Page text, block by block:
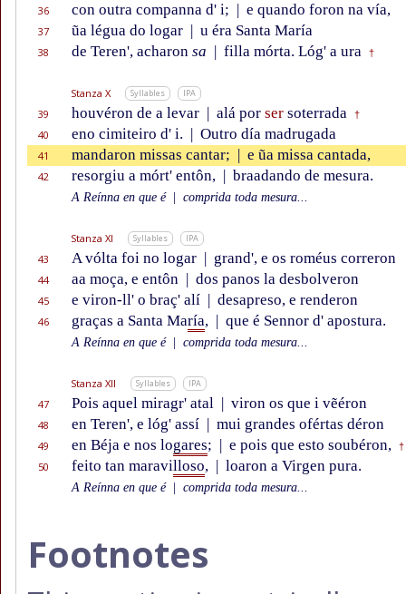
36 con outra companna d' i; | e quando foron na vía,
37 ũa légua do logar | u éra Santa María
38 de Teren', acharon sa | filla mórta. Lóg' a ura †
Stanza X Syllables IPA
39 houvéron de a levar | alá por ser soterrada †
40 eno cimiteiro d' i. | Outro día madrugada
41 mandaron missas cantar; | e ũa missa cantada,
42 resorgiu a mórt' entôn, | braadando de mesura.
A Reínna en que é comprida toda mesura...
Stanza XI Syllables IPA
43 A vólta foi no logar | grand', e os roméus correron
44 aa moça, e entôn | dos panos la desbolveron
45 e viron-ll' o braç' alí | desapreso, e renderon
46 graças a Santa María, | que é Sennor d' apostura.
A Reínna en que é comprida toda mesura...
Stanza XII Syllables IPA
47 Pois aquel miragr' atal | viron os que i vẽéron
48 en Teren', e lóg' assí | mui grandes ofértas déron
49 en Béja e nos logares; | e pois que esto soubéron, †
50 feito tan maravilloso, | loaron a Virgen pura.
A Reínna en que é comprida toda mesura...
Footnotes